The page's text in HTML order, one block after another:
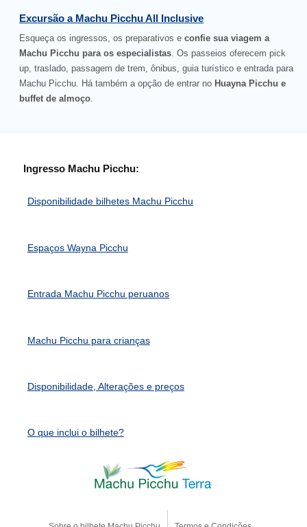
Excursão a Machu Picchu All Inclusive
Esqueça os ingressos, os preparativos e confie sua viagem a
Machu Picchu para os especialistas . Os passeios oferecem pick
up, traslado, passagem de trem, ônibus, guia turístico e entrada para
Machu Picchu. Há também a opção de entrar no Huayna Picchu e
buffet de almoço
Ingresso Machu Picchu:
Disponibilidade bilhetes Machu Picchu
Espaços Wayna Picchu
Entrada Machu Picchu peruanos
Machu Picchu para crianças
Disponibilidade, Alterações e preços
O que inclui o bilhete?